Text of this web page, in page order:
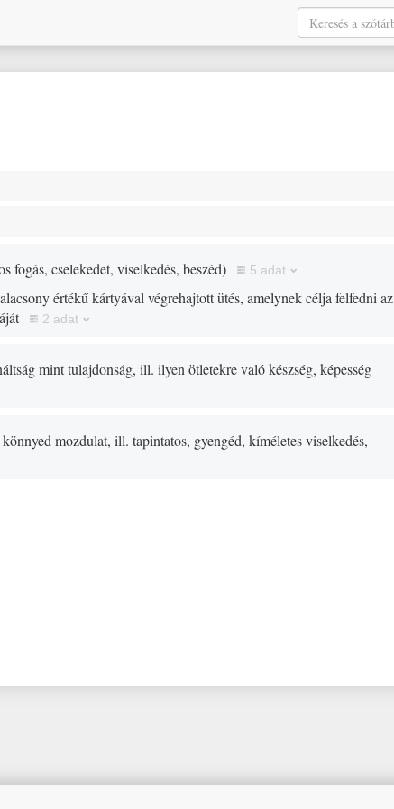
fogás, cselekedet, viselkedés, beszéd) 5 adat
alacsony értékű kártyával végrehajtott ütés, amelynek célja felfedni az
2 adat
mint tulajdonság, ill. ilyen ötletekre való készség, képesség
mozdulat, ill. tapintatos, gyengéd, kíméletes viselkedés,